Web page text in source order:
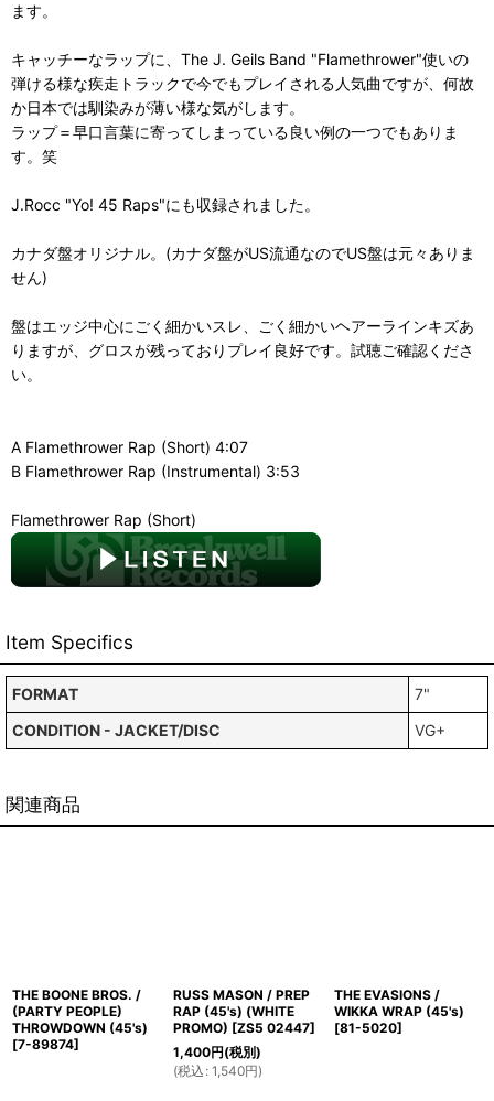
ます。
キャッチーなラップに、The J. Geils Band "Flamethrower"使いの
弾ける様な疾走トラックで今でもプレイされる人気曲ですが、何故
か日本では馴染みが薄い様な気がします。
ラップ＝早口言葉に寄ってしまっている良い例の一つでもありま
す。笑
J.Rocc "Yo! 45 Raps"にも収録されました。
カナダ盤オリジナル。(カナダ盤がUS流通なのでUS盤は元々ありま
せん)
盤はエッジ中心にごく細かいスレ、ごく細かいヘアーラインキズあ
りますが、グロスが残っておりプレイ良好です。試聴ご確認くださ
い。
A Flamethrower Rap (Short) 4:07
B Flamethrower Rap (Instrumental) 3:53
Flamethrower Rap (Short)
Item Specifics
FORMAT
7"
CONDITION - JACKET/DISC
VG+
関連商品
THE BOONE BROS. /
(PARTY PEOPLE)
THROWDOWN (45's)
[7-89874]
RUSS MASON / PREP
RAP (45's) (WHITE
PROMO) [ZS5 02447]
1,400円(税別)
(税込 : 1,540円)
THE EVASIONS /
WIKKA WRAP (45's)
[81-5020]